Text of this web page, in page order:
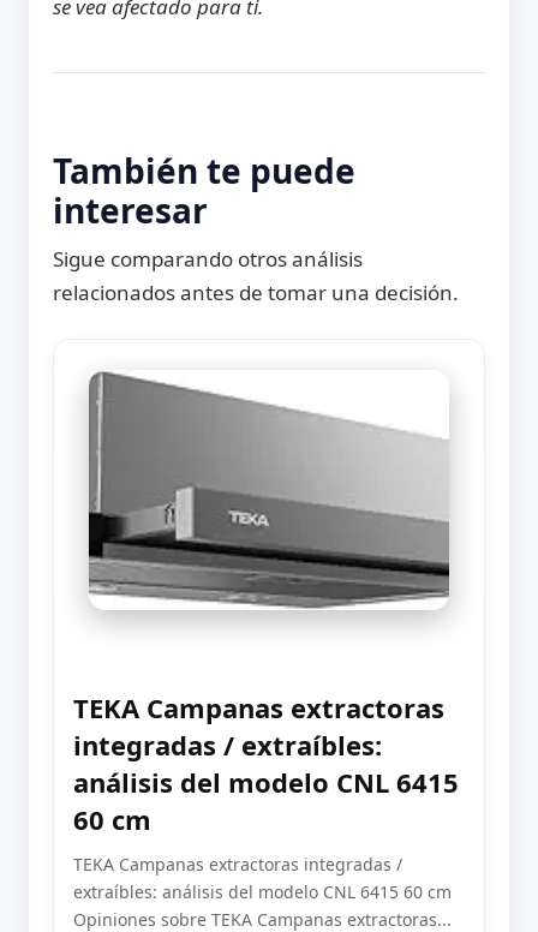
se vea afectado para ti.
También te puede
interesar
Sigue comparando otros análisis
relacionados antes de tomar una decisión.
TEKA Campanas extractoras
integradas / extraíbles:
análisis del modelo CNL 6415
60 cm
TEKA Campanas extractoras integradas /
extraíbles: análisis del modelo CNL 6415 60 cm
Opiniones sobre TEKA Campanas extractoras...